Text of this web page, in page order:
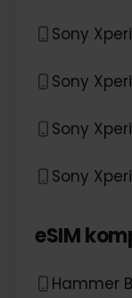
Sony
Sony
Sony
Sony
eSIM
Hammer